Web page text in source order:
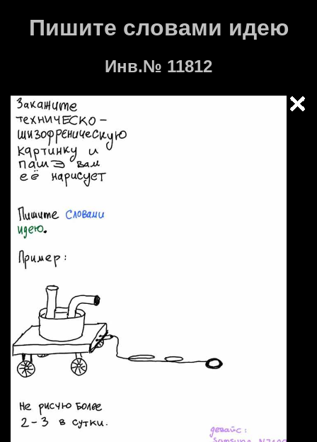
Пишите словами идею
Инв.№ 11812